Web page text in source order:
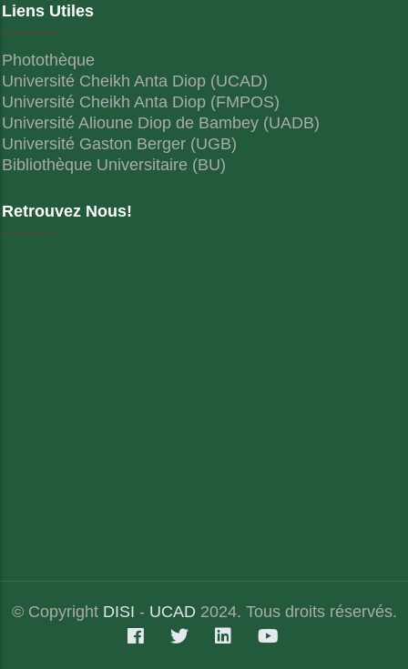
Liens Utiles
Photothèque
Université Cheikh Anta Diop (UCAD)
Université Cheikh Anta Diop (FMPOS)
Université Alioune Diop de Bambey (UADB)
Université Gaston Berger (UGB)
Bibliothèque Universitaire (BU)
Retrouvez Nous!
© Copyright DISI - UCAD 2024. Tous droits réservés.